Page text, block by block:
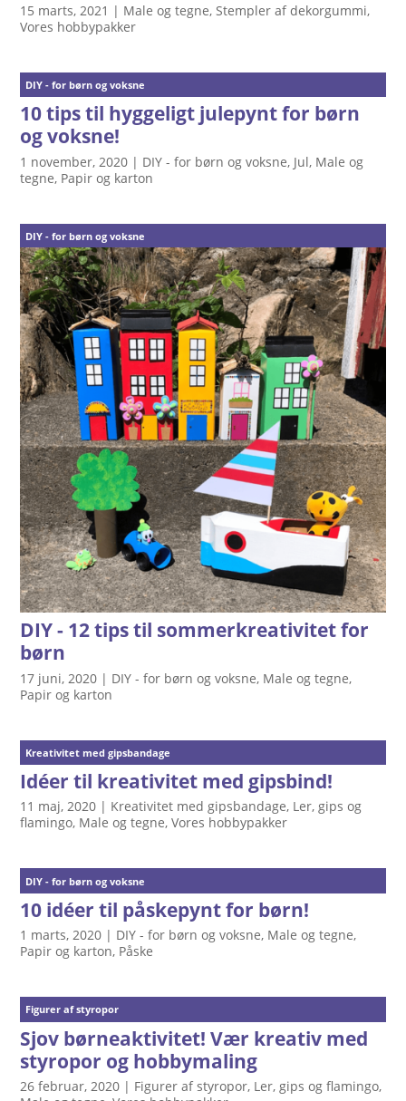
15 marts, 2021 | Male og tegne,Stempler af dekorgummi,
Vores hobbypakker
DIY - for børn og voksne
10 tips til hyggeligt julepynt for børn
og voksne!
1 november, 2020 | DIY - for børn og voksne, Jul, Male og
tegne, Papir og karton
DIY - for børn og voksne
DIY - 12 tips til sommerkreativitet for
børn
17 juni, 2020 | DIY - for børn og voksne, Male og tegne,
Papir og karton
Kreativitet med gipsbandage
Idéer til kreativitet med gipsbind!
11 maj, 2020 | Kreativitet med gipsbandage, Ler, gips og
flamingo, Male og tegne,Vores hobbypakker
DIY - for børn og voksne
10 idéer til påskepynt for børn!
1 marts, 2020 | DIY - for børn og voksne, Male og tegne,
Papir og karton, Påske
Figurer af styropor
Sjov børneaktivitet! Vær kreativ med
styropor og hobbymaling
26 februar, 2020 | Figurer af styropor, Ler, gips og flamingo,